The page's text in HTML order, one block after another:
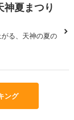
夏まつり
る、天神の夏の
ング